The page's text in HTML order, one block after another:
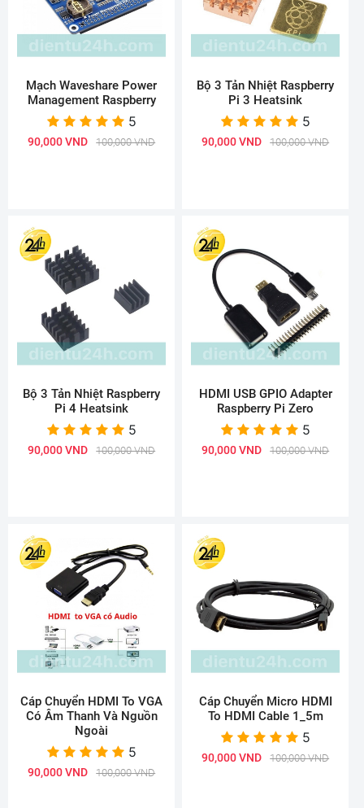
Mạch Waveshare Power
Management Raspberry
5
90,000 VND 100,000 VND
Bộ 3 Tản Nhiệt Raspberry
Pi 3 Heatsink
5
90,000 VND 100,000 VND
Bộ 3 Tản Nhiệt Raspberry
Pi 4 Heatsink
5
90,000 VND 100,000 VND
HDMI USB GPIO Adapter
Raspberry Pi Zero
5
90,000 VND 100,000 VND
Cáp Chuyển HDMI To VGA
Có Âm Thanh Và Nguồn
Ngoài
5
90,000 VND 100,000 VND
Cáp Chuyển Micro HDMI
To HDMI Cable 1_5m
5
90,000 VND 100,000 VND